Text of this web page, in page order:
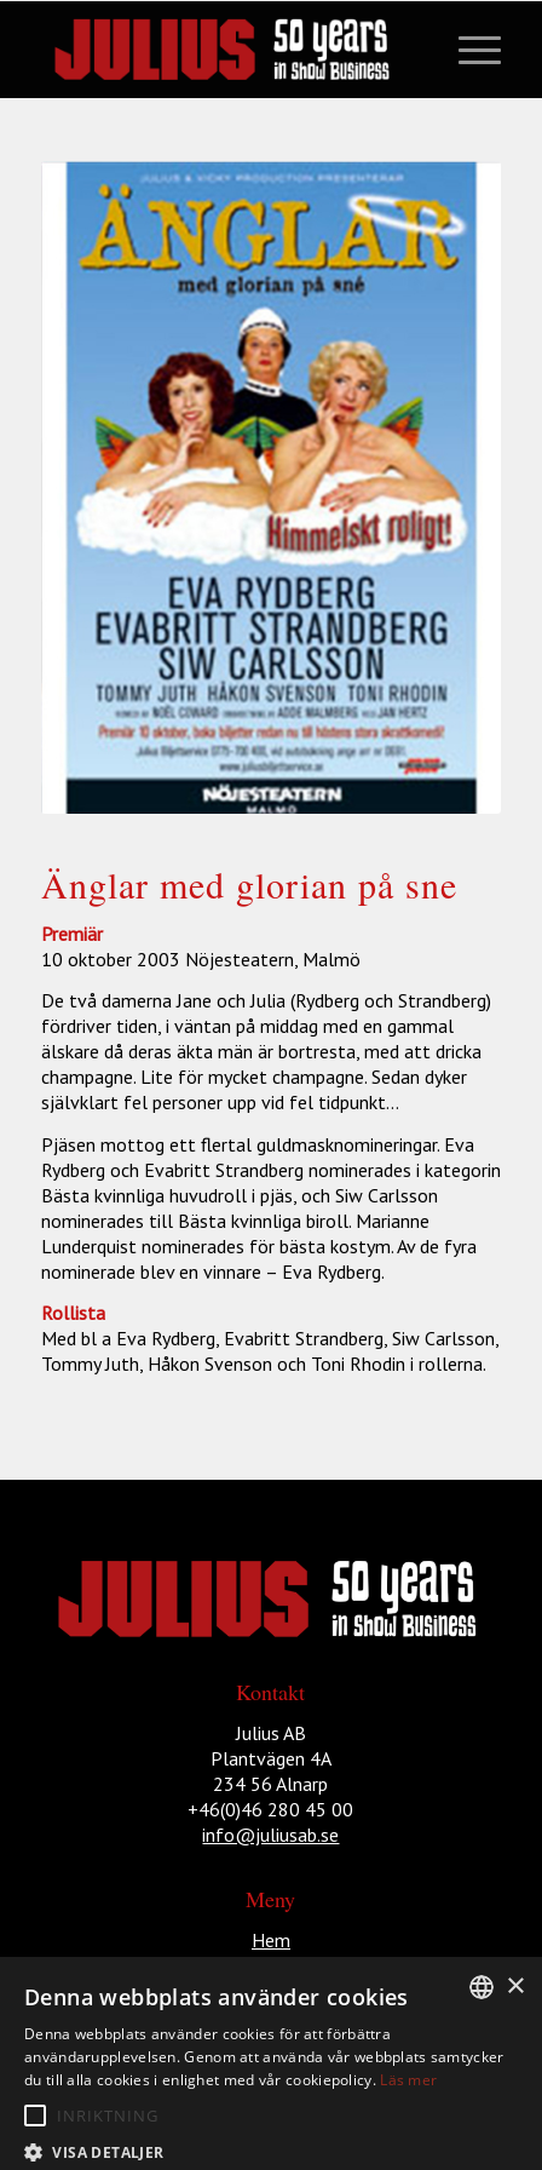
Änglar med glorian på sne
Premiär
10 oktober 2003 Nöjesteatern, Malmö
De två damerna Jane och Julia (Rydberg och Strandberg)
fördriver tiden, i väntan på middag med en gammal
älskare då deras äkta män är bortresta, med att dricka
champagne. Lite för mycket champagne. Sedan dyker
självklart fel personer upp vid fel tidpunkt…
Pjäsen mottog ett flertal guldmasknomineringar. Eva
Rydberg och Evabritt Strandberg nominerades i kategorin
Bästa kvinnliga huvudroll i pjäs, och Siw Carlsson
nominerades till Bästa kvinnliga biroll. Marianne
Lunderquist nominerades för bästa kostym. Av de fyra
nominerade blev en vinnare – Eva Rydberg.
Rollista
Med bl a Eva Rydberg, Evabritt Strandberg, Siw Carlsson,
Tommy Juth, Håkon Svenson och Toni Rhodin i rollerna.
Kontakt
Julius AB
Plantvägen 4A
234 56 Alnarp
+46(0)46 280 45 00
info@juliusab.se
Meny
Hem
Aktuella evenemang
Produktion
Bolagen
Kontakt
SWEDISH
×
Denna webbplats använder cookies
Denna webbplats använder cookies för att förbättra
användarupplevelsen. Genom att använda vår webbplats samtycker
du till alla cookies i enlighet med vår cookiepolicy. Läs mer
INRIKTNING
VISA DETALJER